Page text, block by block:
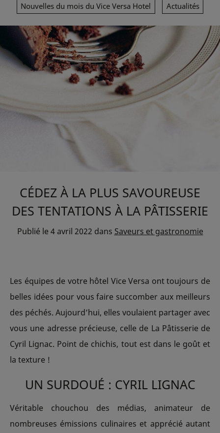
Nouvelles du mois du Vice Versa Hotel Actualités
CÉDEZ À LA PLUS SAVOUREUSE
DES TENTATIONS À LA PÂTISSERIE
Publié le4 avril 2022 dans Saveurs et gastronomie
Les équipes de votre hôtel Vice Versa ont toujours de
belles idées pour vous faire succomber aux meilleurs
des péchés. Aujourd’hui, elles voulaient partager avec
vous une adresse précieuse, celle de La Pâtisserie de
Cyril Lignac. Point de chichis, tout est dans le goût et
la texture !
UN SURDOUÉ : CYRIL LIGNAC
Véritable chouchou des médias, animateur de
nombreuses émissions culinaires et apprécié autant